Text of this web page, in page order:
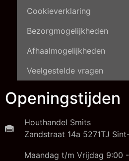
Cookieverklaring
Bezorgmogelijkheden
Afhaalmogelijkheden
Veelgestelde vragen
Openingstijden
Houthandel Smits
Zandstraat 14a 5271TJ
Maandag t/m Vrijdag 9:00 -